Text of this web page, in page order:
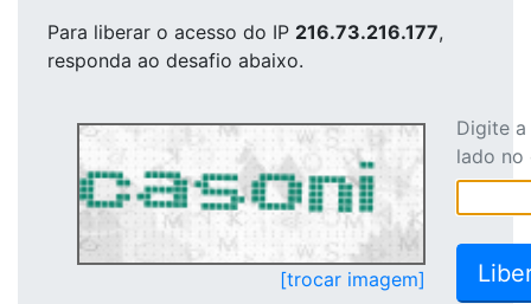
Para liberar o acesso do IP 216.73.216.177,
responda ao desafio abaixo.
[trocar imagem]
Digite
lado no